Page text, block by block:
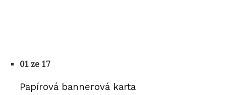
01 ze 17
Papírová bannerová karta